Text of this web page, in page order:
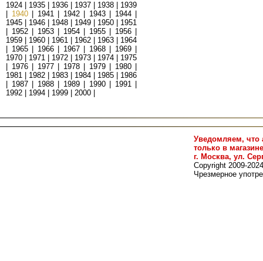
1924 1935 1936 1937 1938
1939
1940| 1941| 1942| 1943| 1944|
1945
1946 1948 1949 1950
1951
1952| 1953| 1954| 1955| 1956|
1959
1960 1961 1962 1963
1964
1965| 1966| 1967| 1968| 1969|
1970
1971 1972 1973 1974
1975
1976| 1977| 1978| 1979| 1980|
1981
1982 1983 1984 1985
1986
1987| 1988| 1989| 1990| 1991|
1992
1994 1999 2000
Уведомляем, что
только в
г. Москва, ул.
Copyright 2009-
Чрезмерное